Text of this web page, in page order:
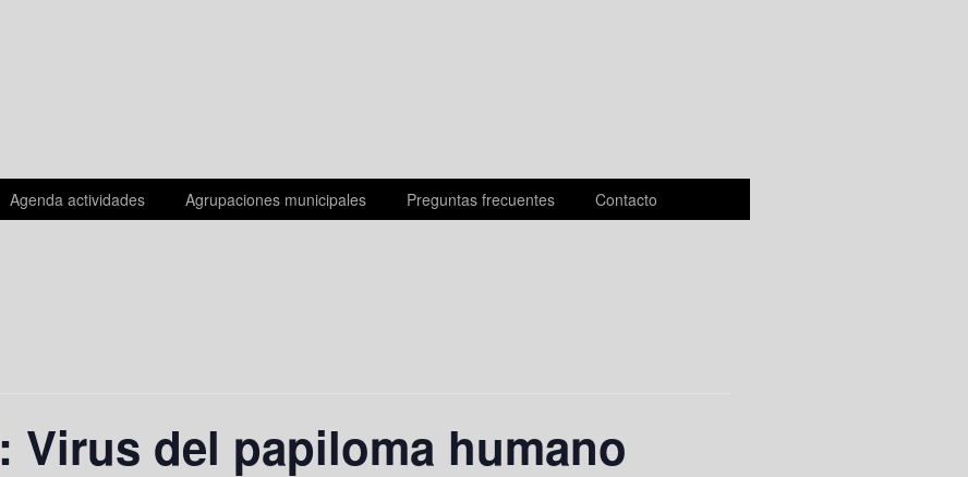
Agenda actividades Agrupaciones municipales Preguntas frecuentes Contacto
Virus del papiloma humano